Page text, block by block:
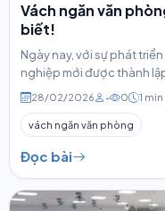
Vách ngăn văn
biết!
Ngày nay, với sự phát
nghiệp mới được thành
28/02/2026 - 0 1 min
vách ngăn văn phòng
Đọc bài